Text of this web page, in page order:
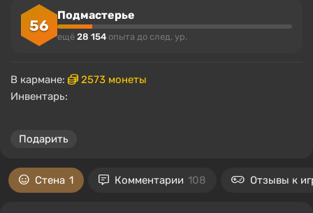
56
Подмастерье
ещё 28 154 опыта до след. ур.
В кармане:
2573 монеты
Инвентарь:
Подарить
Стена 1 Комментарии 108 Отзывы к